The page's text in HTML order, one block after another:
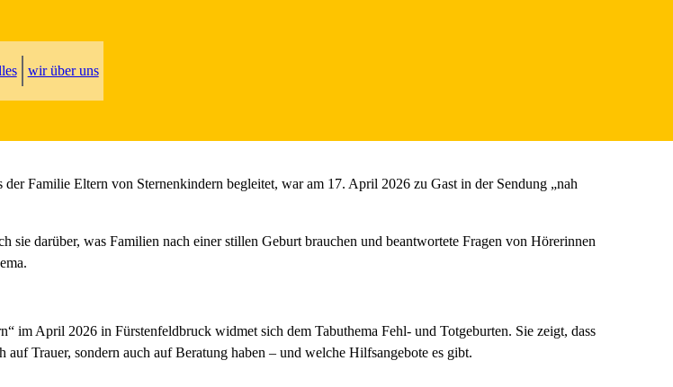
wir über uns
Familie Eltern von Sternenkindern begleitet, war am 17. April 2026 zu Gast in der Sendung „nah
sie darüber, was Familien nach einer stillen Geburt brauchen und beantwortete Fragen von Hörerinnen
im April 2026 in Fürstenfeldbruck widmet sich dem Tabuthema Fehl- und Totgeburten. Sie zeigt, dass
Trauer, sondern auch auf Beratung haben – und welche Hilfsangebote es gibt.